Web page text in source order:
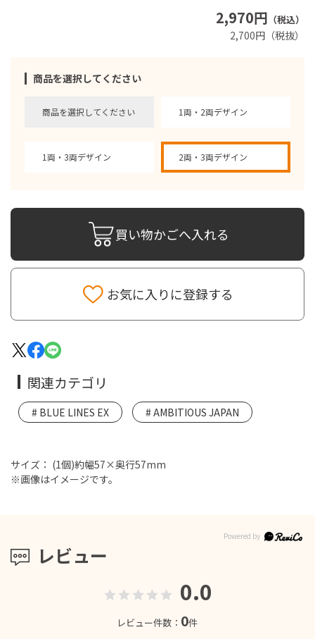
2,970円 （税込）
2,700円（税抜）
商品を選択してください
商品を選択してください 1両・2両デザイン
1両・3両デザイン 2両・3両デザイン
買い物かごへ入れる
お気に入りに登録する
サイズ： (1個)約幅57×奥行57mm
※画像はイメージです。
レビュー
0.0
レビュー件数： 0件
関連カテゴリ
BLUE LINES EX AMBITIOUS JAPAN